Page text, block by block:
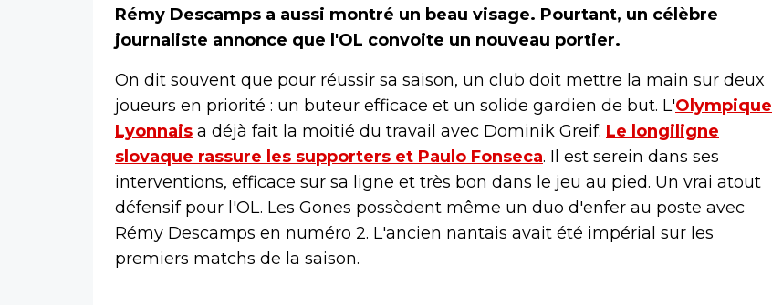
Rémy Descamps a aussi montré un beau visage. Pourtant, un célèbre
journaliste annonce que l'OL convoite un nouveau portier.
On dit souvent que pour réussir sa saison, un club doit mettre la main sur deux
joueurs en priorité : un buteur efficace et un solide gardien de but. L'Olympique
Lyonnais a déjà fait la moitié du travail avec Dominik Greif. Le longiligne
slovaque rassure les supporters et Paulo Fonseca. Il est serein dans ses
interventions, efficace sur sa ligne et très bon dans le jeu au pied. Un vrai atout
défensif pour l'OL. Les Gones possèdent même un duo d'enfer au poste avec
Rémy Descamps en numéro 2. L'ancien nantais avait été impérial sur les
premiers matchs de la saison.